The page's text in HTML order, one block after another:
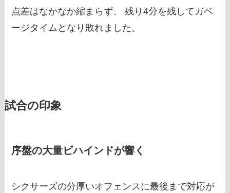
点差はなかなか縮まらず、 残り4分を残してガベ
ージタイムとなり敗れました。
試合の印象
序盤の大量ビハインドが響く
シクサーズの分厚いオフェンスに最後まで対応が